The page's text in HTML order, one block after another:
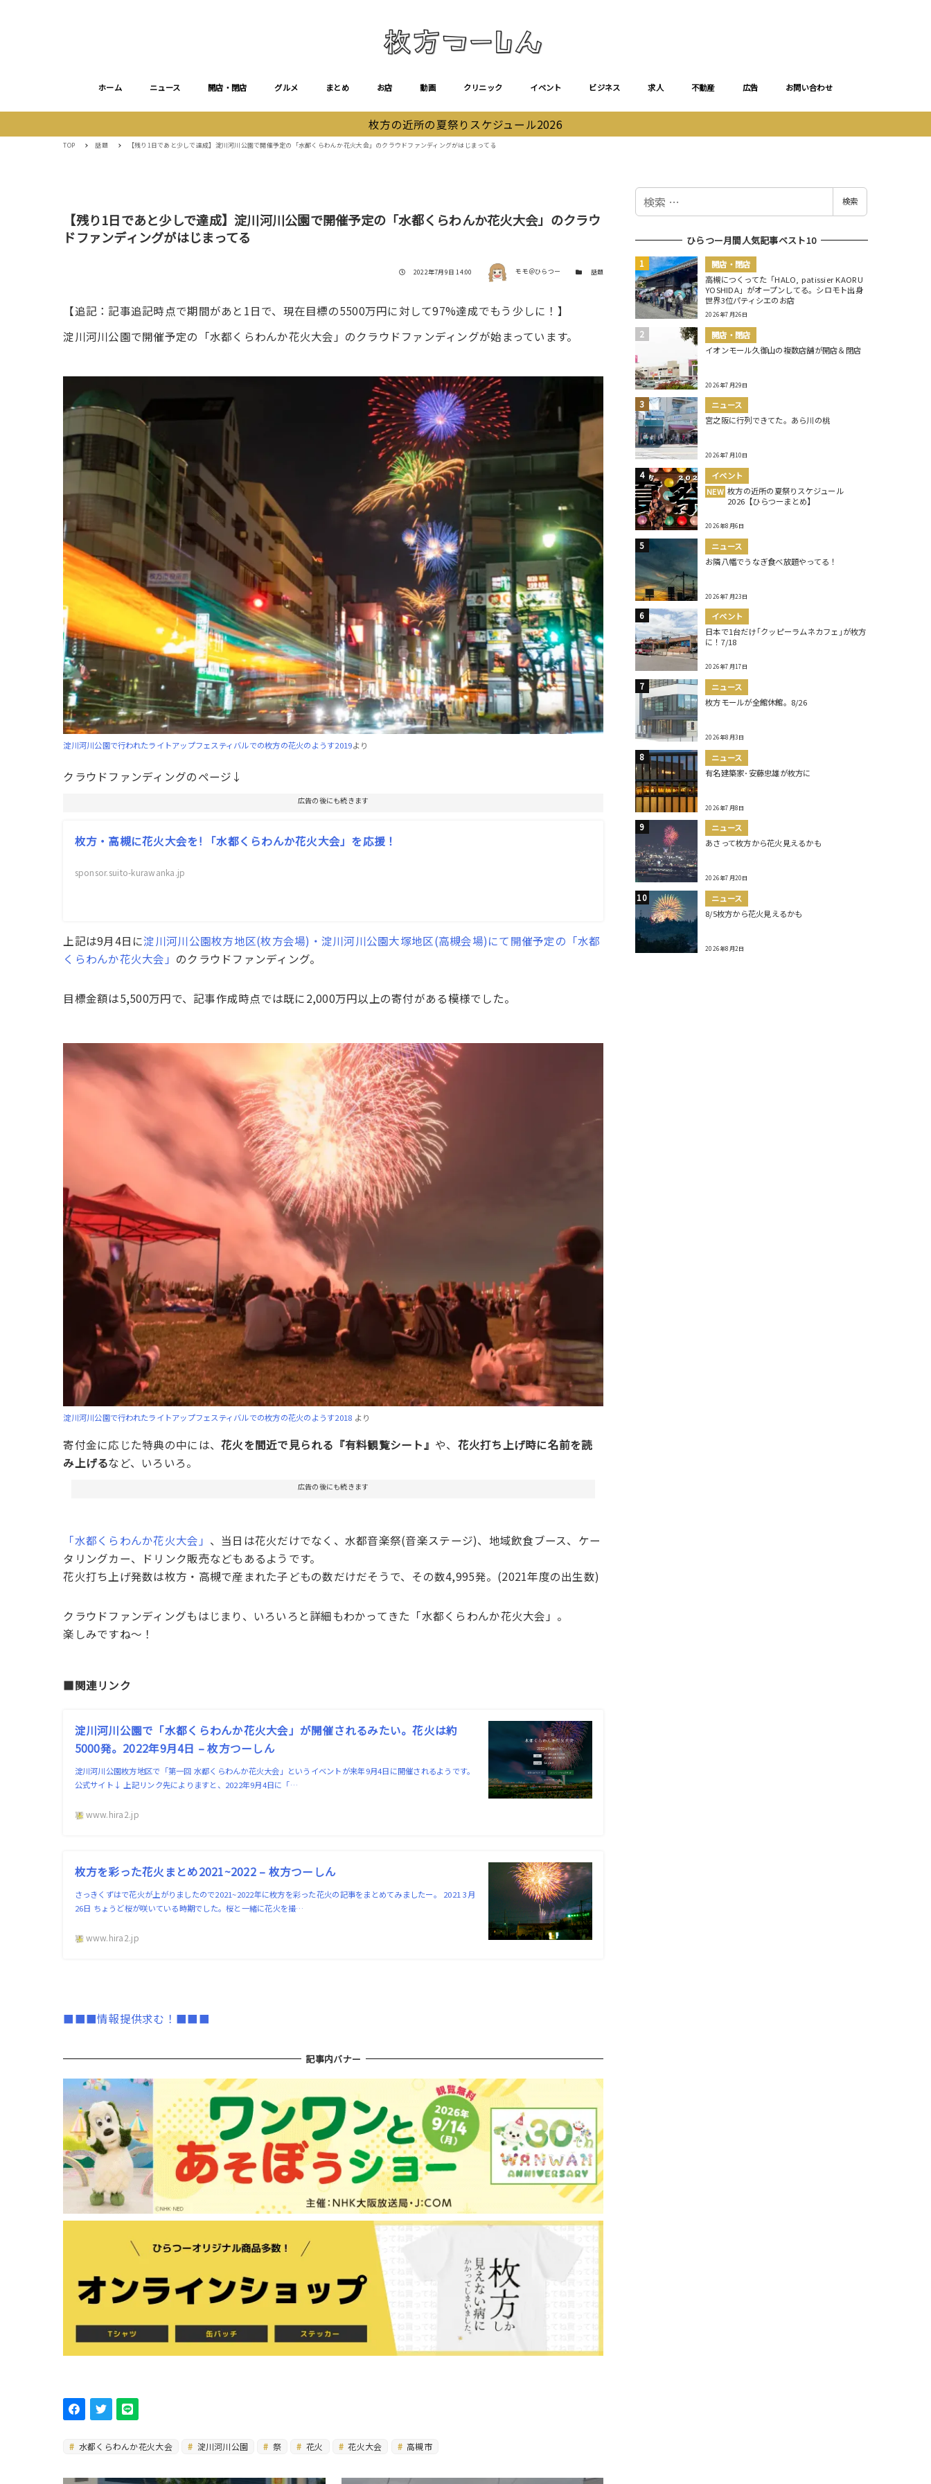
ホーム ニュース 開店・閉店 グルメ まとめ お店 動画 クリニック イベント ビジネス 求人 不動産 広告 お問い合わせ
枚方の近所の夏祭りスケジュール2026
TOP 話題 【残り1日であと少しで達成】淀川河川公園で開催予定の「水都くらわんか花火大会」のクラウドファンディングがはじまってる
【残り1日であと少しで達成】淀川河川公園で開催予定の「水都くらわんか花火大会」のクラウ
ドファンディングがはじまってる
投稿日
2022年7月9日 14:00 著者 モモ＠ひらつー カテゴリー
話題
【追記：記事追記時点で期間があと1日で、現在目標の5500万円に対して97%達成でもう少しに！】
淀川河川公園で開催予定の「水都くらわんか花火大会」のクラウドファンディングが始まっています。
淀川河川公園で行われたライトアップフェスティバルでの枚方の花火のようす2019より
クラウドファンディングのページ↓
広告の後にも続きます
枚方・高槻に花火大会を! 「水都くらわんか花火大会」を応援！
sponsor.suito-kurawanka.jp
上記は9月4日に淀川河川公園枚方地区(枚方会場)・淀川河川公園大塚地区(高槻会場)にて開催予定の「水都
くらわんか花火大会」 のクラウドファンディング。
目標金額は5,500万円で、記事作成時点では既に2,000万円以上の寄付がある模様でした。
淀川河川公園で行われたライトアップフェスティバルでの枚方の花火のようす2018 より
寄付金に応じた特典の中には、花火を間近で見られる『有料観覧シート』 や、 花火打ち上げ時に名前を読
み上げるなど、いろいろ。
広告の後にも続きます
「水都くらわんか花火大会」 、当日は花火だけでなく、水都音楽祭(音楽ステージ)、地域飲食ブース、ケー
タリングカー、ドリンク販売などもあるようです。
花火打ち上げ発数は枚方・高槻で産まれた子どもの数だけだそうで、その数4,995発。(2021年度の出生数)
クラウドファンディングもはじまり、いろいろと詳細もわかってきた「水都くらわんか花火大会」。
楽しみですね〜！
■関連リンク
淀川河川公園で「水都くらわんか花火大会」が開催されるみたい。花火は約
5000発。2022年9月4日 – 枚方つーしん
淀川河川公園枚方地区で「第一回 水都くらわんか花火大会」というイベントが来年9月4日に開催されるようです。
公式サイト↓ 上記リンク先によりますと、2022年9月4日に「…
www.hira2.jp
枚方を彩った花火まとめ2021~2022 – 枚方つーしん
さっきくずはで花火が上がりましたので2021~2022年に枚方を彩った花火の記事をまとめてみましたー。 2021 3月
26日 ちょうど桜が咲いている時期でした。桜と一緒に花火を撮…
www.hira2.jp
■■■情報提供求む！■■■
記事内バナー
水都くらわんか花火大会 淀川河川公園 祭 花火 花火大会 高槻市
検
検索
ひらつー月間人気記事ベスト10
開店・閉店
高槻につくってた「HALO, patissier KAORU
YOSHIDA」がオープンしてる。シロモト出身
世界3位パティシエのお店
2026年7月26日
開店・閉店
イオンモール久御山の複数店舗が開店＆閉店
2026年7月29日
ニュース
宮之阪に行列できてた。あら川の桃
2026年7月10日
イベント
NEW 枚方の近所の夏祭りスケジュール
2026【ひらつーまとめ】
2026年8月6日
ニュース
お隣八幡でうなぎ食べ放題やってる！
2026年7月23日
イベント
日本で1台だけ｢クッピーラムネカフェ｣が枚方
に！7/18
2026年7月17日
ニュース
枚方モールが全館休館。8/26
2026年8月3日
ニュース
有名建築家･安藤忠雄が枚方に
2026年7月8日
ニュース
あさって枚方から花火見えるかも
2026年7月20日
ニュース
8/5枚方から花火見えるかも
2026年8月2日